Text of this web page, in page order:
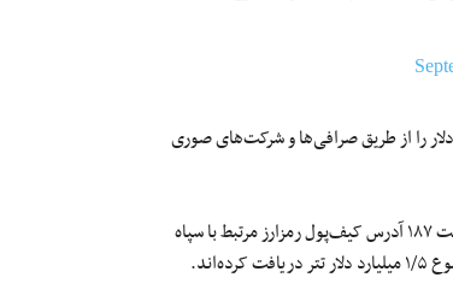
دلار را از طریق صرافی‌ها و شرکت‌های صوری
یک روز پیش از اعلام این تحریم‌ها دفتر ملی مبارزه با تأمین مالی تروریسم اسرائیل فهرست ۱۸۷ آدرس کیف‌پول رمزارز مرتبط با سپاه